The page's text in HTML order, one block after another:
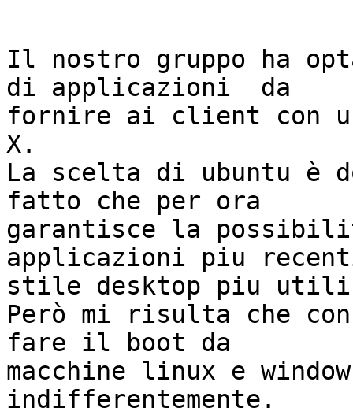
Il nostro gruppo ha
di applicazioni  da
fornire ai client con
X.
La scelta di ubuntu è
fatto che per ora
garantisce la
applicazioni piu
stile desktop piu
Però mi risulta che
fare il boot da
macchine linux e
indifferentemente.